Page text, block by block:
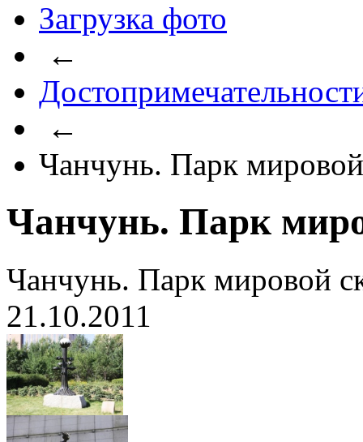
Загрузка фото
←
←
Чанчунь. Парк
Чанчунь. Парк
Чанчунь. Парк мировой
21.10.2011